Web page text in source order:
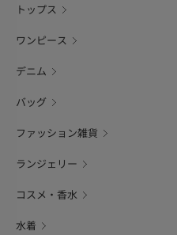
トップス
ワンピース
デニム
バッグ
ファッション雑貨
ランジェリー
コスメ・香水
水着